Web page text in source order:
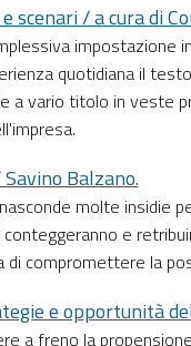
scenari / a cura di
impostazione
quotidiana il
a vario titolo in veste
Balzano.
molte insidie
e
di compromettere la
e opportunità
a freno la